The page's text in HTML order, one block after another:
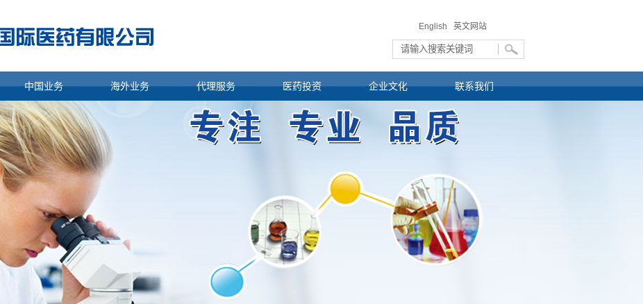
English 英文网站
中国业务
国内药品信息
产品目录
医院信息
终端信息
商业信息
海外业务
海外注册
代理服务
进口代理
出口代理
医药投资
国内医药投资
国外医药投资
企业文化
公司动态
行业动态
联系我们
公司导航地图